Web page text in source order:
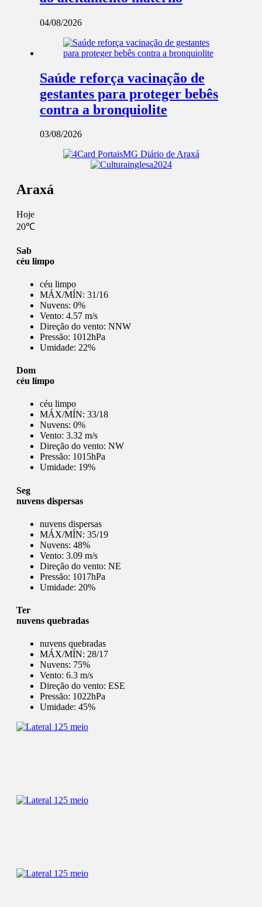
04/08/2026
Saúde reforça vacinação de
gestantes para proteger bebês
contra a bronquiolite
03/08/2026
Araxá
Hoje
20℃
Sab
céu limpo
céu limpo
MÁX/MÍN: 31/16
Nuvens: 0%
Vento: 4.57 m/s
Direção do vento: NNW
Pressão: 1012hPa
Umidade: 22%
Dom
céu limpo
céu limpo
MÁX/MÍN: 33/18
Nuvens: 0%
Vento: 3.32 m/s
Direção do vento: NW
Pressão: 1015hPa
Umidade: 19%
Seg
nuvens dispersas
nuvens dispersas
MÁX/MÍN: 35/19
Nuvens: 48%
Vento: 3.09 m/s
Direção do vento: NE
Pressão: 1017hPa
Umidade: 20%
Ter
nuvens quebradas
nuvens quebradas
MÁX/MÍN: 28/17
Nuvens: 75%
Vento: 6.3 m/s
Direção do vento: ESE
Pressão: 1022hPa
Umidade: 45%